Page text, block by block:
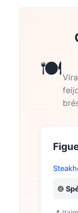
🍽️
🍲